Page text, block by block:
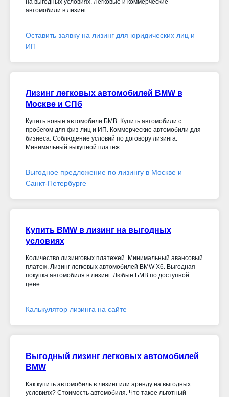
автомобили в лизинг.
Оставить заявку на лизинг для юридических лиц и
ИП
Лизинг легковых автомобилей BMW в
Москве и СПб
Купить новые автомобили БМВ. Купить автомобили с
пробегом для физ лиц и ИП. Коммерческие автомобили для
бизнеса. Соблюдение условий по договору лизинга.
Минимальный выкупной платеж.
Выгодное предложение по лизингу в Москве и
Санкт-Петербурге
Купить BMW в лизинг на выгодных
условиях
Количество лизинговых платежей. Минимальный авансовый
платеж. Лизинг легковых автомобилей BMW X6. Выгодная
покупка автомобиля в лизинг. Любые БМВ по доступной
цене.
Калькулятор лизинга на сайте
Выгодный лизинг легковых автомобилей
BMW
Как купить автомобиль в лизинг или аренду на выгодных
условиях? Стоимость автомобиля. Что такое льготный